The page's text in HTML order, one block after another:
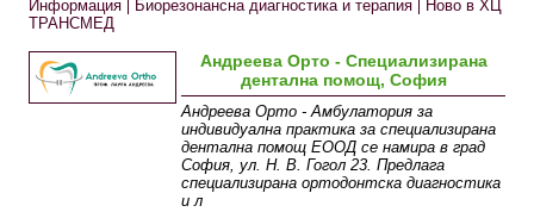
Информация
Биорезонансна диагностика и терапия
Ново в ХЦ
ТРАНСМЕД
Андреева Орто - Специализирана
дентална помощ, София
Андреева Орто - Амбулатория за
индивидуална практика за специализирана
дентална помощ ЕООД се намира в град
София, ул. Н. В. Гогол 23. Предлага
специализирана ортодонтска диагностика
и л